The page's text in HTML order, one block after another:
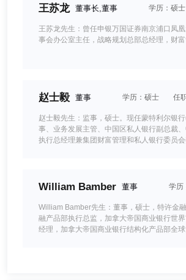
王苏龙 董事长,董事 学历：硕士
王苏龙先生：曾任申银万国证券南京浦口凤
事会办公室主任，战略规划总部总经理，财
赵士毅 董事 学历：硕士 任
赵士毅先生：监事，硕士。现任蒙特利尔银
事、业务发展主管、中国区私人银行副总裁
执行总经理兼集团财富管理和私人银行委员
William Bamber 董事 学历
William Bamber先生：董事，硕士，特许金
融产品部执行总监，加拿大帝国商业银行世
经理，加拿大帝国商业银行结构化产品部全